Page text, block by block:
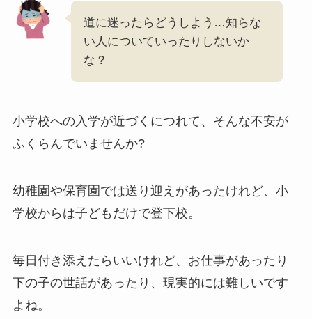
道に迷ったらどうしよう…知らな
い人についていったりしないか
な？
小学校への入学が近づくにつれて、そんな不安が
ふくらんでいませんか?
幼稚園や保育園では送り迎えがあったけれど、小
学校からは子どもだけで登下校。
毎日付き添えたらいいけれど、お仕事があったり
下の子の世話があったり、現実的には難しいです
よね。